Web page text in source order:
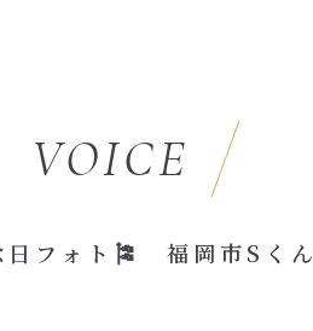
VOICE
日フォト🎏 福岡市Sくん